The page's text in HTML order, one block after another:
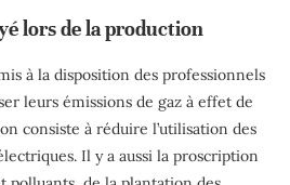
lors de la production
à la disposition des professionnels
leurs émissions de gaz à effet de
consiste à réduire l’utilisation des
Il y a aussi la proscription